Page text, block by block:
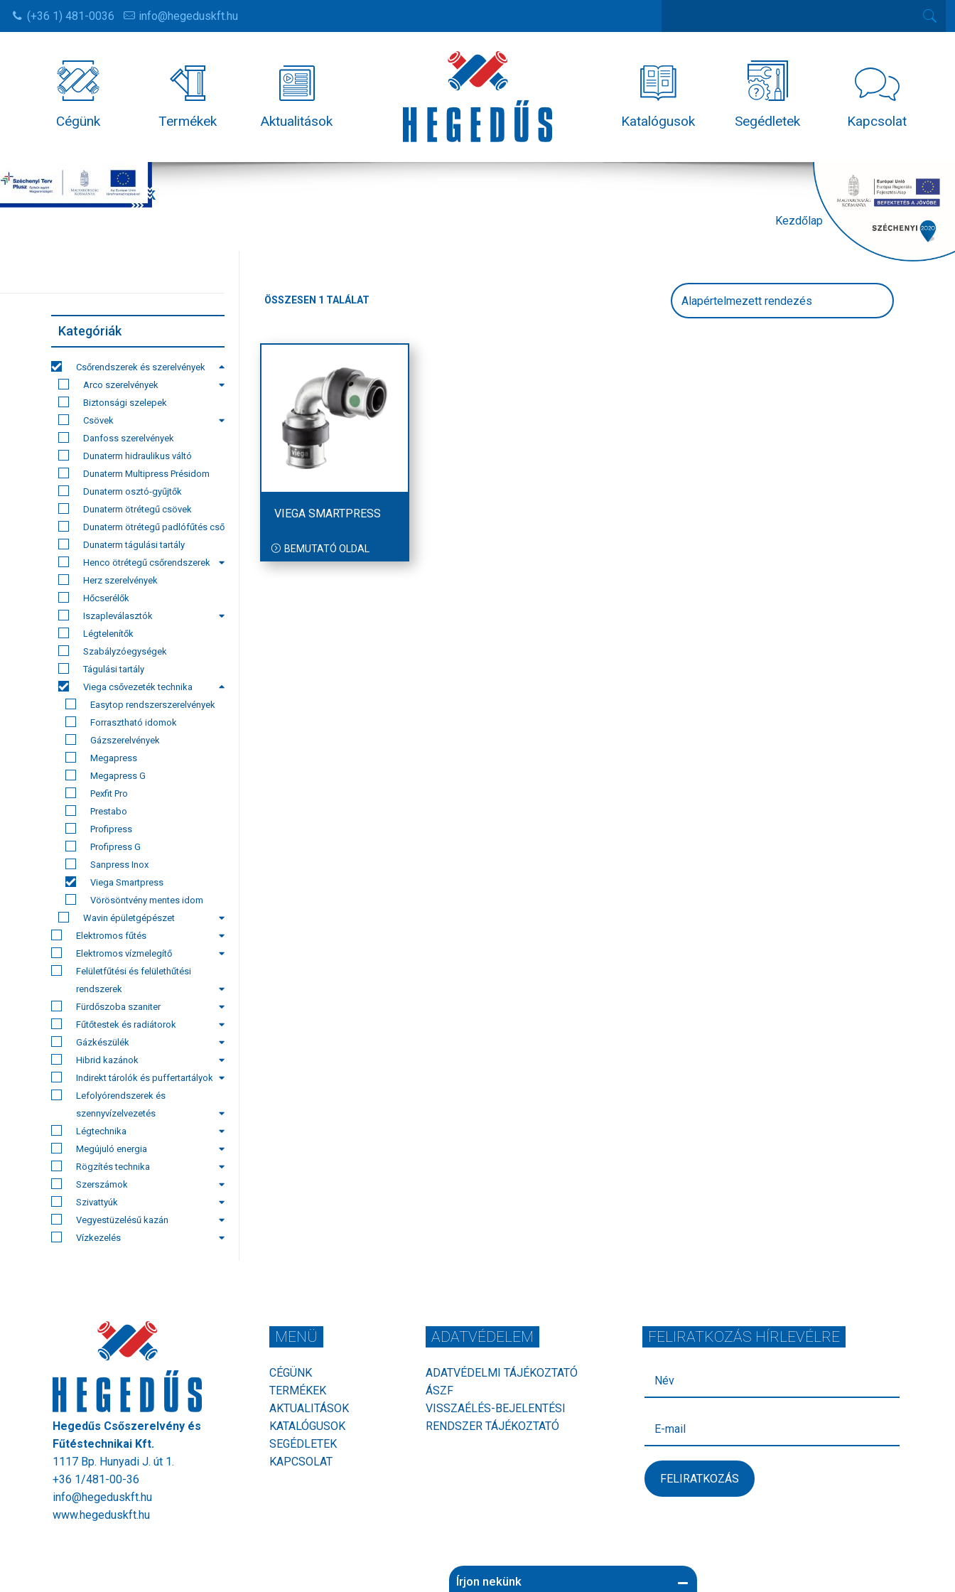
Írjon nekünk
(+36 1) 481-0036 info@hegeduskft.hu
Cégünk Termékek Aktualitások Katalógusok Segédletek Kapcsolat
Termékek
Kezdőlap Termékek
ÖSSZESEN 1 TALÁLAT
VIEGA SMARTPRESS
BEMUTATÓ OLDAL
Kategóriák
Csőrendszerek és szerelvények
Arco szerelvények
Biztonsági szelepek
Csövek
Danfoss szerelvények
Dunaterm hidraulikus váltó
Dunaterm Multipress Présidom
Dunaterm osztó-gyűjtők
Dunaterm ötrétegű csövek
Dunaterm ötrétegű padlófűtés cső
Dunaterm tágulási tartály
Henco ötrétegű csőrendszerek
Herz szerelvények
Hőcserélők
Iszapleválasztók
Légtelenítők
Szabályzóegységek
Tágulási tartály
Viega csővezeték technika
Easytop rendszerszerelvények
Forrasztható idomok
Gázszerelvények
Megapress
Megapress G
Pexfit Pro
Prestabo
Profipress
Profipress G
Sanpress Inox
Viega Smartpress
Vörösöntvény mentes idom
Wavin épületgépészet
Elektromos fűtés
Elektromos vízmelegítő
Felületfűtési és felülethűtési
rendszerek
Fürdőszoba szaniter
Fűtőtestek és radiátorok
Gázkészülék
Hibrid kazánok
Indirekt tárolók és puffertartályok
Lefolyórendszerek és
szennyvízelvezetés
Légtechnika
Megújuló energia
Rögzítés technika
Szerszámok
Szivattyúk
Vegyestüzelésű kazán
Vízkezelés
Hegedűs Csőszerelvény és
Fűtéstechnikai Kft.
1117 Bp. Hunyadi J. út 1.
+36 1/481-00-36
info@hegeduskft.hu
www.hegeduskft.hu
MENÜ
CÉGÜNK
TERMÉKEK
AKTUALITÁSOK
KATALÓGUSOK
SEGÉDLETEK
KAPCSOLAT
ADATVÉDELEM
ADATVÉDELMI TÁJÉKOZTATÓ
ÁSZF
VISSZAÉLÉS-BEJELENTÉSI
RENDSZER TÁJÉKOZTATÓ
FELIRATKOZÁS HÍRLEVÉLRE
FELIRATKOZÁS